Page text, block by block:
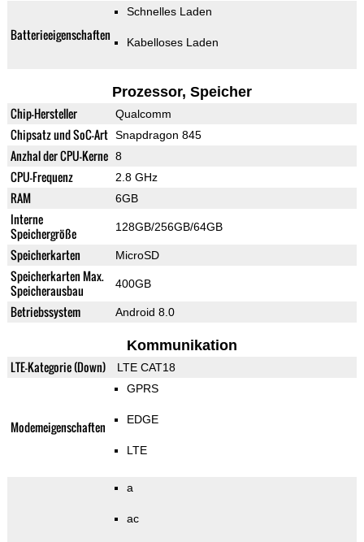
Batterieeigenschaften
Schnelles Laden
Kabelloses Laden
Prozessor, Speicher
Chip-Hersteller Qualcomm
Chipsatz und SoC-Art Snapdragon 845
Anzhal der CPU-Kerne 8
CPU-Frequenz 2.8 GHz
RAM 6GB
Interne
Speichergröße
128GB/256GB/64GB
Speicherkarten MicroSD
Speicherkarten Max.
Speicherausbau
400GB
Betriebssystem Android 8.0
Kommunikation
LTE-Kategorie (Down) LTE CAT18
Modemeigenschaften
GPRS
EDGE
LTE
a
ac